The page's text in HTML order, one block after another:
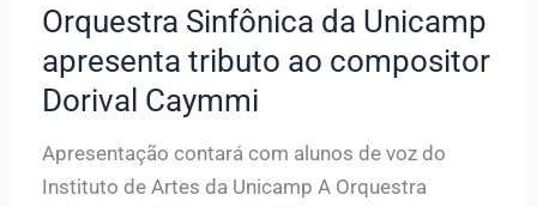
Orquestra Sinfônica da Unicamp
apresenta tributo ao compositor
Dorival Caymmi
Apresentação contará com alunos de voz do
Instituto de Artes da Unicamp A Orquestra